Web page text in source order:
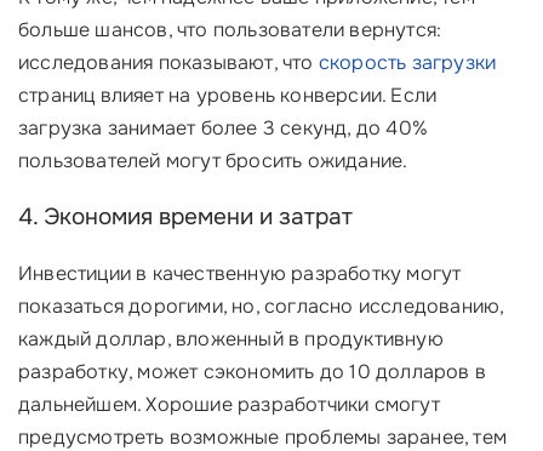
больше шансов, что пользователи вернутся:
исследования показывают, что скорость загрузки
страниц влияет на уровень конверсии. Если
загрузка занимает более 3 секунд, до 40%
пользователей могут бросить ожидание.
4. Экономия времени и затрат
Инвестиции в качественную разработку могут
показаться дорогими, но, согласно исследованию,
каждый доллар, вложенный в продуктивную
разработку, может сэкономить до 10 долларов в
дальнейшем. Хорошие разработчики смогут
предусмотреть возможные проблемы заранее, тем